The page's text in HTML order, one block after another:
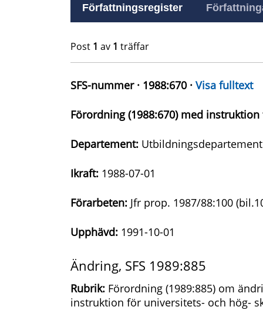
Författningsregister
Post 1 av 1 träffar
SFS-nummer · 1988:670 · Visa fulltext
Förordning (1988:670) med
Departement:
Ikraft: 1988-07-01
Förarbeten: Jfr prop. 1987/88:100
Upphävd: 1991-10-01
Ändring, SFS 1989:885
Rubrik: Förordning (1989:885) om
instruktion för universitets- och hög-